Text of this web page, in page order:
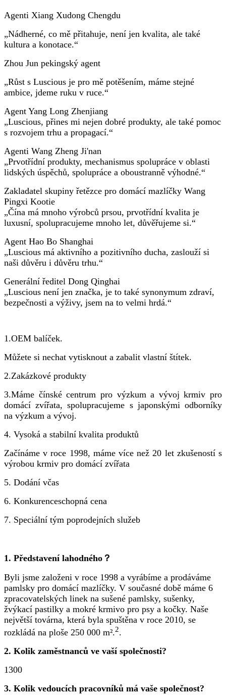
Agenti Xiang Xudong Chengdu
„Nádherné, co mě přitahuje, není jen kvalita, ale také
kultura a konotace.“
Zhou Jun pekingský agent
„Růst s Luscious je pro mě potěšením, máme stejné
ambice, jdeme ruku v ruce.“
Agent Yang Long Zhenjiang
„Luscious, přines mi nejen dobré produkty, ale také pomoc
s rozvojem trhu a propagací.“
Agenti Wang Zheng Ji'nan
„Prvotřídní produkty, mechanismus spolupráce v oblasti
lidských úspěchů, spolupráce a oboustranně výhodné.“
Zakladatel skupiny řetězce pro domácí mazlíčky Wang
Pingxi Kootie
„Čína má mnoho výrobců prsou, prvotřídní kvalita je
luxusní, spolupracujeme mnoho let, důvěřujeme si.“
Agent Hao Bo Shanghai
„Luscious má aktivního a pozitivního ducha, zaslouží si
naši důvěru i důvěru trhu.“
Generální ředitel Dong Qinghai
„Luscious není jen značka, je to také synonymum zdraví,
bezpečnosti a výživy, jsem na to velmi hrdá.“
1.OEM balíček.
Můžete si nechat vytisknout a zabalit vlastní štítek.
2.Zakázkové produkty
3.Máme čínské centrum pro výzkum a vývoj krmiv pro
domácí zvířata, spolupracujeme s japonskými odborníky
na výzkum a vývoj.
4. Vysoká a stabilní kvalita produktů
Začínáme v roce 1998, máme více než 20 let zkušeností s
výrobou krmiv pro domácí zvířata
5. Dodání včas
6. Konkurenceschopná cena
7. Speciální tým poprodejních služeb
1. Představení lahodného？
Byli jsme založeni v roce 1998 a vyrábíme a prodáváme
pamlsky pro domácí mazlíčky. V současné době máme 6
zpracovatelských linek na sušené pamlsky, sušenky,
žvýkací pastilky a mokré krmivo pro psy a kočky. Naše
největší továrna, která byla spuštěna v roce 2010, se
rozkládá na ploše 250 000 m².2.
2. Kolik zaměstnanců ve vaší společnosti?
1300
3. Kolik vedoucích pracovníků má vaše společnost?